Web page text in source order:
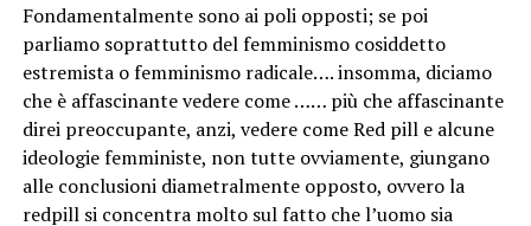
Fondamentalmente sono ai poli opposti; se poi
parliamo soprattutto del femminismo cosiddetto
estremista o femminismo radicale…. insomma, diciamo
che è affascinante vedere come …… più che affascinante
direi preoccupante, anzi, vedere come Red pill e alcune
ideologie femministe, non tutte ovviamente, giungano
alle conclusioni diametralmente opposto, ovvero la
redpill si concentra molto sul fatto che l’uomo sia